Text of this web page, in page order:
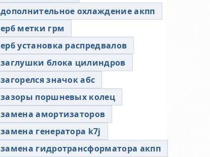
дополнительное охлаждение акпп
ер6 метки грм
ер6 установка распредвалов
заглушки блока цилиндров
загорелся значок абс
зазоры поршневых колец
замена амортизаторов
замена генератора k7j
замена гидротрансформатора акпп